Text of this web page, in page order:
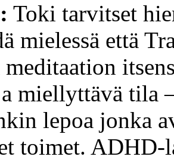
Toki tarvitset
mielessä että
miellyttävä tila
lepoa jonka
toimet. ADHD-